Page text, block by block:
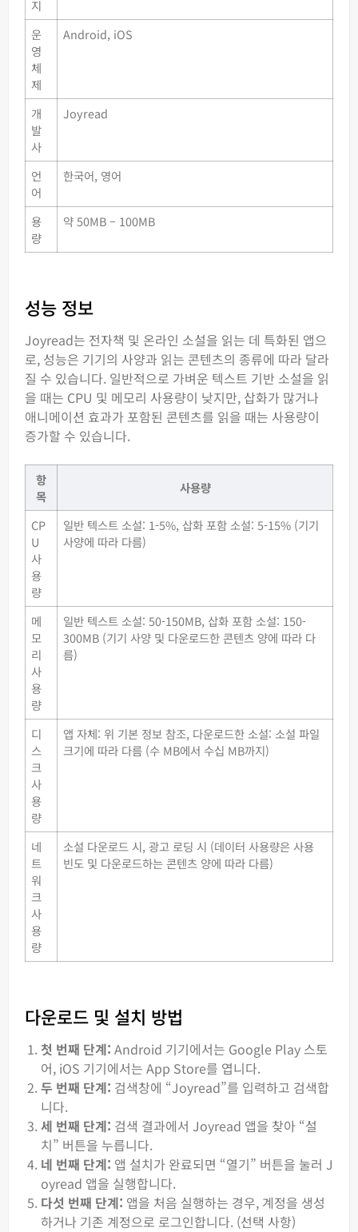
지
운
영
체
제
Android, iOS
개
발
사
Joyread
언
어
한국어, 영어
용
량
약 50MB – 100MB
성능 정보
Joyread는 전자책 및 온라인 소설을 읽는 데 특화된 앱으
로, 성능은 기기의 사양과 읽는 콘텐츠의 종류에 따라 달라
질 수 있습니다. 일반적으로 가벼운 텍스트 기반 소설을 읽
을 때는 CPU 및 메모리 사용량이 낮지만, 삽화가 많거나
애니메이션 효과가 포함된 콘텐츠를 읽을 때는 사용량이
증가할 수 있습니다.
항
목
사용량
CP
U
사
용
량
일반 텍스트 소설: 1-5%, 삽화 포함 소설: 5-15% (기기
사양에 따라 다름)
메
모
리
사
용
량
일반 텍스트 소설: 50-150MB, 삽화 포함 소설: 150-
300MB (기기 사양 및 다운로드한 콘텐츠 양에 따라 다
름)
디
스
크
사
용
량
앱 자체: 위 기본 정보 참조, 다운로드한 소설: 소설 파일
크기에 따라 다름 (수 MB에서 수십 MB까지)
네
트
워
크
사
용
량
소설 다운로드 시, 광고 로딩 시 (데이터 사용량은 사용
빈도 및 다운로드하는 콘텐츠 양에 따라 다름)
다운로드 및 설치 방법
첫 번째 단계: Android 기기에서는 Google Play 스토
어, iOS 기기에서는 App Store를 엽니다.
두 번째 단계: 검색창에 “Joyread”를 입력하고 검색합
니다.
세 번째 단계: 검색 결과에서 Joyread 앱을 찾아 “설
치” 버튼을 누릅니다.
네 번째 단계: 앱 설치가 완료되면 “열기” 버튼을 눌러 J
oyread 앱을 실행합니다.
다섯 번째 단계: 앱을 처음 실행하는 경우, 계정을 생성
하거나 기존 계정으로 로그인합니다. (선택 사항)